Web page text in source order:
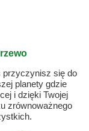
przyczynisz się do
planety gdzie
i dzięki Twojej
zrównoważnego